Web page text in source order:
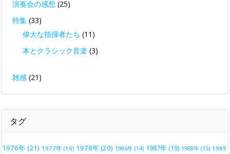
演奏会の感想 (25)
特集 (33)
偉大な指揮者たち (11)
本とクラシック音楽 (3)
雑感 (21)
タグ
1976年 (21) 1977年 (16) 1978年(20) 1986年 (14) 1987年(19) 1988年 (15) 1989